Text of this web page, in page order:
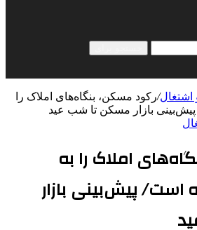
اشتغال/رکود مسکن، بنگاه‌های املاک را
بازار مسکن تا شب عید
املاک را به
پیش‌بینی بازار